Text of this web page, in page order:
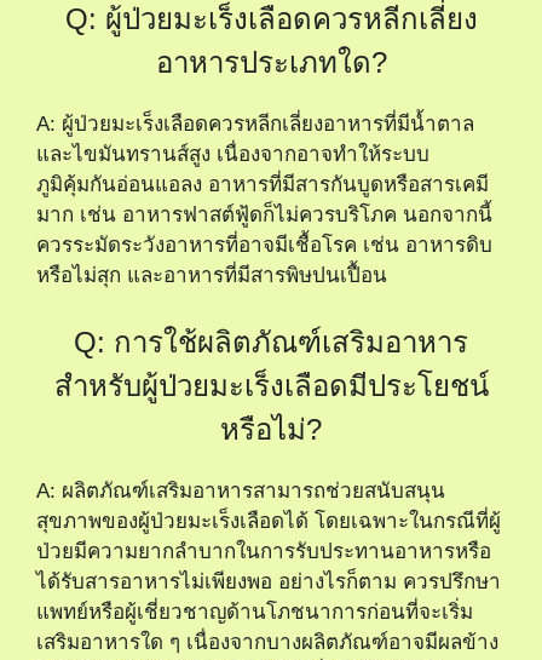
Q: ผู้ป่วยมะเร็งเลือดควรหลีกเลี่ยง
อาหารประเภทใด?
A: ผู้ป่วยมะเร็งเลือดควรหลีกเลี่ยงอาหารที่มีน้ำตาล
และไขมันทรานส์สูง เนื่องจากอาจทำให้ระบบ
ภูมิคุ้มกันอ่อนแอลง อาหารที่มีสารกันบูดหรือสารเคมี
มาก เช่น อาหารฟาสต์ฟู้ดก็ไม่ควรบริโภค นอกจากนี้
ควรระมัดระวังอาหารที่อาจมีเชื้อโรค เช่น อาหารดิบ
หรือไม่สุก และอาหารที่มีสารพิษปนเปื้อน
Q: การใช้ผลิตภัณฑ์เสริมอาหาร
สำหรับผู้ป่วยมะเร็งเลือดมีประโยชน์
หรือไม่?
A: ผลิตภัณฑ์เสริมอาหารสามารถช่วยสนับสนุน
สุขภาพของผู้ป่วยมะเร็งเลือดได้ โดยเฉพาะในกรณีที่ผู้
ป่วยมีความยากลำบากในการรับประทานอาหารหรือ
ได้รับสารอาหารไม่เพียงพอ อย่างไรก็ตาม ควรปรึกษา
แพทย์หรือผู้เชี่ยวชาญด้านโภชนาการก่อนที่จะเริ่ม
เสริมอาหารใด ๆ เนื่องจากบางผลิตภัณฑ์อาจมีผลข้าง